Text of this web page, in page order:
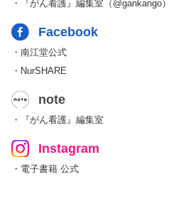
・『がん看護』編集室（@gankango）
Facebook
・南江堂公式
・NurSHARE
note
・『がん看護』編集室
Instagram
・電子書籍 公式